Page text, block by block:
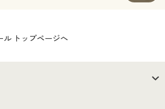
ル トップページへ